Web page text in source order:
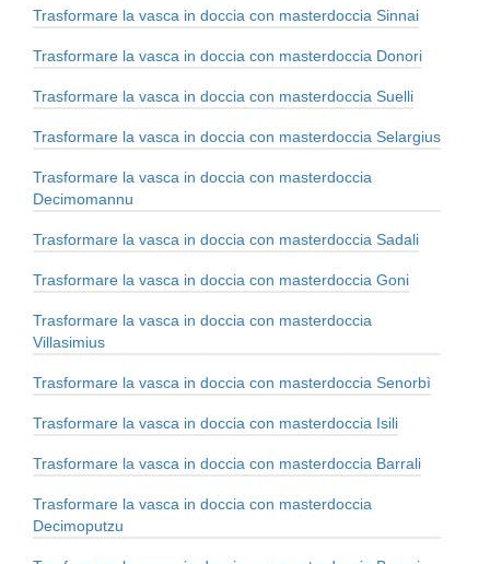
Trasformare la vasca in doccia con masterdoccia Sinnai
Trasformare la vasca in doccia con masterdoccia Donori
Trasformare la vasca in doccia con masterdoccia Suelli
Trasformare la vasca in doccia con masterdoccia Selargius
Trasformare la vasca in doccia con masterdoccia
Decimomannu
Trasformare la vasca in doccia con masterdoccia Sadali
Trasformare la vasca in doccia con masterdoccia Goni
Trasformare la vasca in doccia con masterdoccia
Villasimius
Trasformare la vasca in doccia con masterdoccia Senorbì
Trasformare la vasca in doccia con masterdoccia Isili
Trasformare la vasca in doccia con masterdoccia Barrali
Trasformare la vasca in doccia con masterdoccia
Decimoputzu